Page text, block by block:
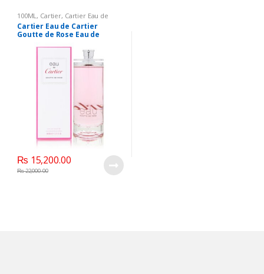
100ML, Cartier, Cartier Eau de
Cartier Goutte de Rose Eau de
Toilette Spray,Perfumes
Cartier Eau de Cartier
Goutte de Rose Eau de
HER,100ML
₨ 15,200.00
₨22,000.00